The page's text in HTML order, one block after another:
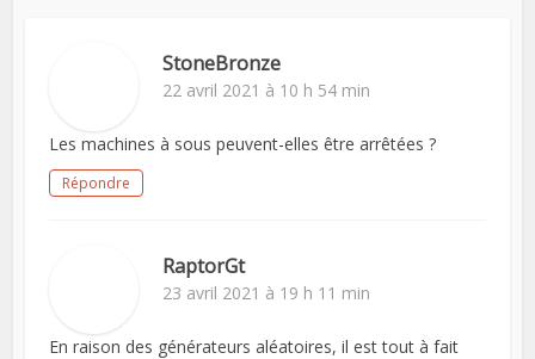
StoneBronze
22 avril 2021 à 10 h 54 min
Les machines à sous peuvent-elles être arrêtées ?
Répondre
RaptorGt
23 avril 2021 à 19 h 11 min
En raison des générateurs aléatoires, il est tout à fait